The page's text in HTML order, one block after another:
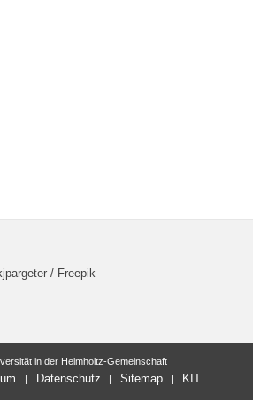
/ Freepik
in der Helmholtz-Gemeinschaft
Datenschutz Sitemap KIT